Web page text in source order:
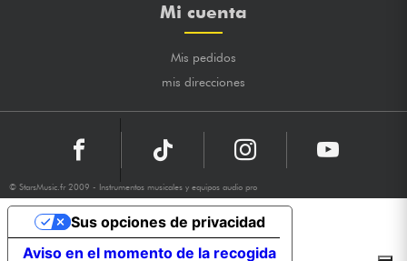
Mi cuenta
Mis pedidos
mis direcciones
© StarsMusic.fr 2009 - Instrumentos musicales y equipos audio pro
Aviso en el momento de la recogida
Sus opciones de privacidad